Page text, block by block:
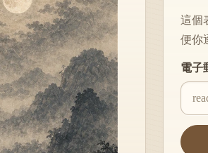
這個
便你
電子